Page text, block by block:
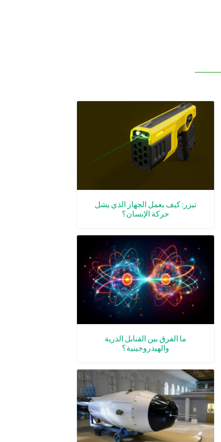
تيزر: كيف يعمل الجهاز الذي يشل
حركة الإنسان؟
ما الفرق بين القنابل الذرية
والهيدروجينية؟